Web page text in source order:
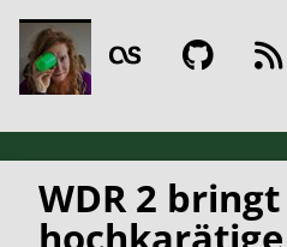
WDR 2 bringt